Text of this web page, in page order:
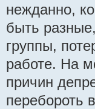
нежданно,
быть
группы,
работе. На
причин
перебороть